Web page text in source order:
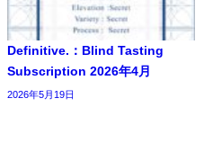
Definitive.：Blind Tasting
Subscription 2026年4月
2026年5月19日